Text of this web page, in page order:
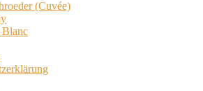
(Cuvée)
Blanc